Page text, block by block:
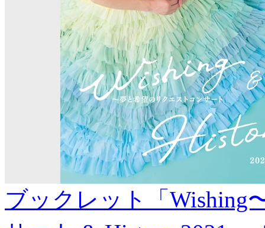
ブックレット「Wishing